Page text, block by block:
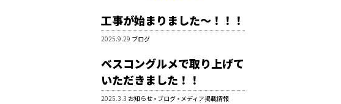
工事が始まりました～！！！
2025.9.29 ブログ
ベスコングルメで取り上げて
いただきました！！
2025.3.3 お知らせ • ブログ • メディア掲載情報